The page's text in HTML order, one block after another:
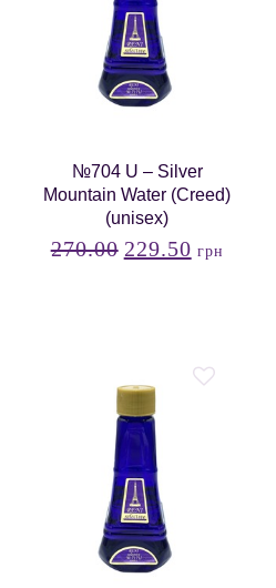
№704 U – Silver
Mountain Water (Creed)
(unisex)
270.00 229.50 грн